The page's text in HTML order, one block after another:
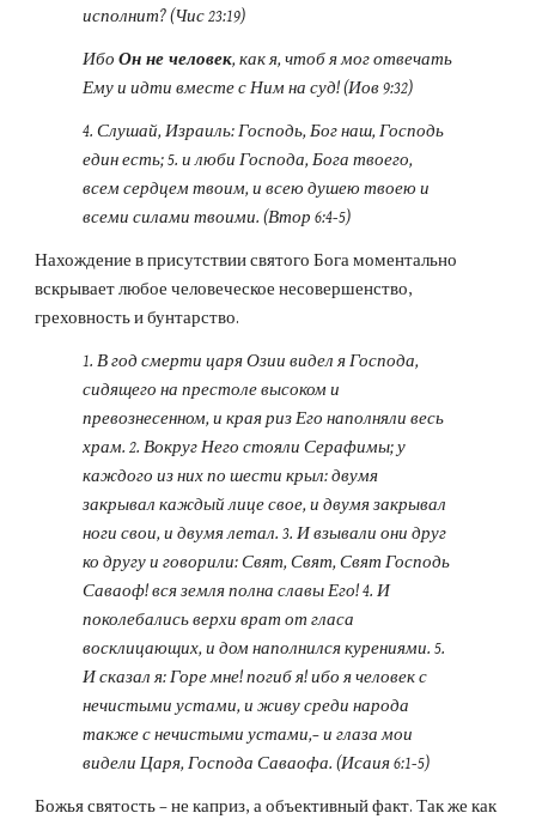
исполнит? (Чис 23:19)
Ибо Он не человек, как я, чтоб я мог отвечать
Ему и идти вместе с Ним на суд! (Иов 9:32)
4. Слушай, Израиль: Господь, Бог наш, Господь
един есть; 5. и люби Господа, Бога твоего,
всем сердцем твоим, и всею душею твоею и
всеми силами твоими. (Втор 6:4-5)
Нахождение в присутствии святого Бога моментально
вскрывает любое человеческое несовершенство,
греховность и бунтарство.
1. В год смерти царя Озии видел я Господа,
сидящего на престоле высоком и
превознесенном, и края риз Его наполняли весь
храм. 2. Вокруг Него стояли Серафимы; у
каждого из них по шести крыл: двумя
закрывал каждый лице свое, и двумя закрывал
ноги свои, и двумя летал. 3. И взывали они друг
ко другу и говорили: Свят, Свят, Свят Господь
Саваоф! вся земля полна славы Его! 4. И
поколебались верхи врат от гласа
восклицающих, и дом наполнился курениями. 5.
И сказал я: Горе мне! погиб я! ибо я человек с
нечистыми устами, и живу среди народа
также с нечистыми устами,– и глаза мои
видели Царя, Господа Саваофа. (Исаия 6:1-5)
Божья святость – не каприз, а объективный факт. Так же как